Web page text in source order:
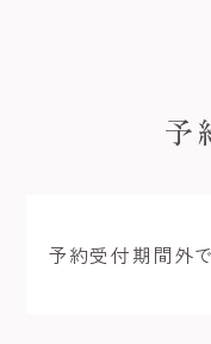
予
予約受付期間外で